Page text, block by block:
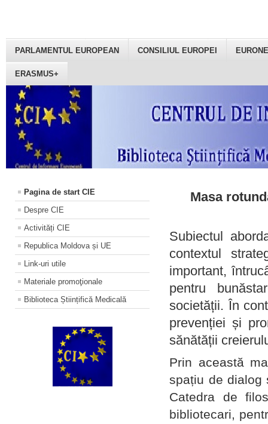
PARLAMENTUL EUROPEAN CONSILIUL EUROPEI
ERASMUS+
Pagina de start CIE
Despre CIE
Activități CIE
Republica Moldova și UE
Link-uri utile
Materiale promoţionale
Biblioteca Științifică Medicală
Masa
Subiectul
contextul
important,
pentru
societății. În
prevenției și
sănătății
Prin această
spațiu de dialog
Catedra de
bibliotecari,